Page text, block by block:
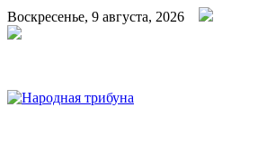
Воскресенье, 9 августа, 2026